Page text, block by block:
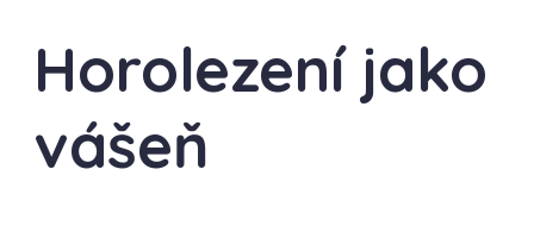
Horolezení jako
vášeň